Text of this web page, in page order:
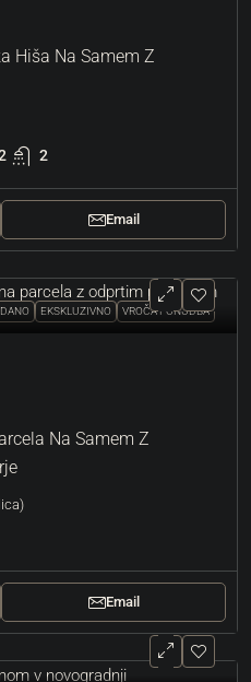
Hiša Na Samem Z
2
Email
EKSKLUZIVNO VROČA PONUDBA
Na Samem Z
Email